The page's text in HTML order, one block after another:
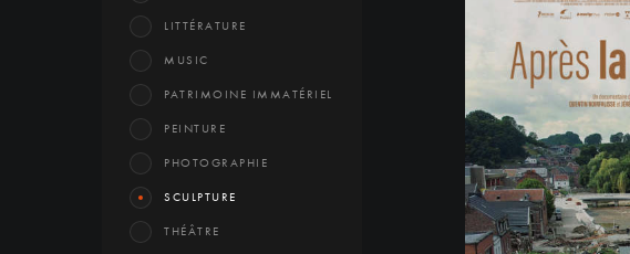
LITTÉRATURE
MUSIC
PATRIMOINE IMMATÉRIEL
PEINTURE
PHOTOGRAPHIE
SCULPTURE
THÉÂTRE